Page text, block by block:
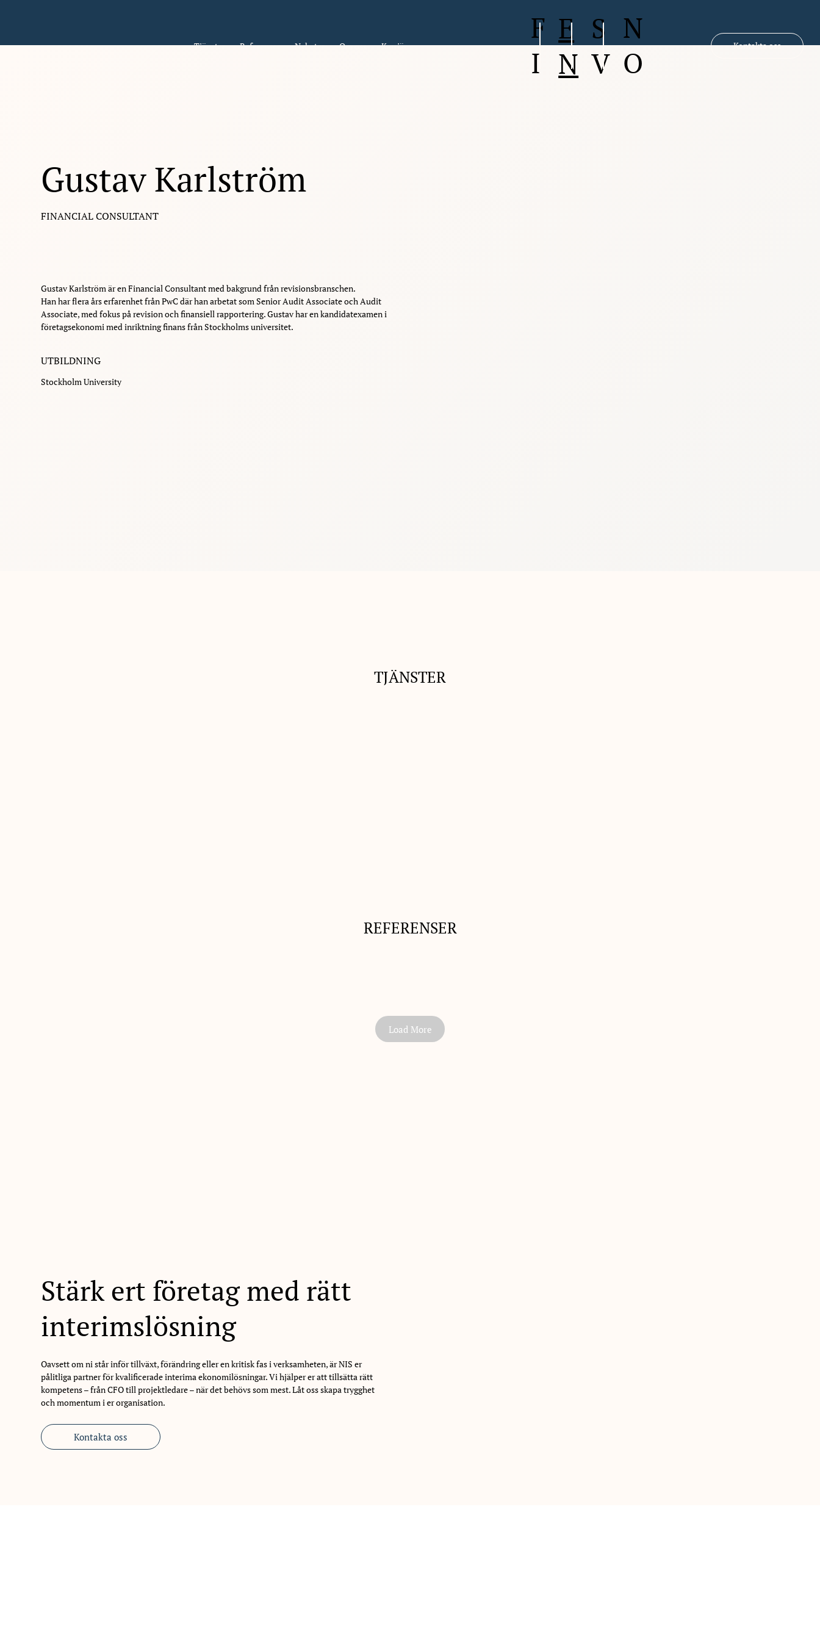
Kontakta oss
Tjänster Referenser Nyheter Om oss Karriär
F
I
E
N
S
V
N
O
TJÄNSTER
REFERENSER
Load More
Stärk ert företag med rätt
interimslösning
Oavsett om ni står inför tillväxt, förändring eller en kritisk fas i verksamheten, är NIS er
pålitliga partner för kvalificerade interima ekonomilösningar. Vi hjälper er att tillsätta rätt
kompetens – från CFO till projektledare – när det behövs som mest. Låt oss skapa trygghet
och momentum i er organisation.
Kontakta oss
Gustav Karlström
FINANCIAL CONSULTANT
Gustav Karlström är en Financial Consultant med bakgrund från revisionsbranschen.
Han har flera års erfarenhet från PwC där han arbetat som Senior Audit Associate och Audit
Associate, med fokus på revision och finansiell rapportering. Gustav har en kandidatexamen i
företagsekonomi med inriktning finans från Stockholms universitet.
UTBILDNING
Stockholm University